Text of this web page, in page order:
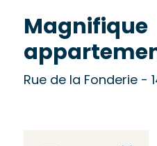
Magnifique
Rue de la Fonderie -